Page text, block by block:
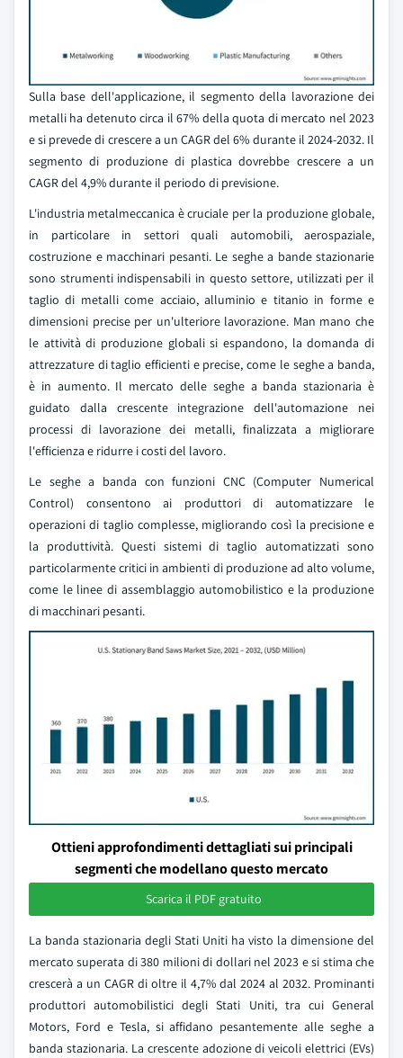
Sulla base dell'applicazione, il segmento della lavorazione dei
metalli ha detenuto circa il 67% della quota di mercato nel 2023
e si prevede di crescere a un CAGR del 6% durante il 2024-2032. Il
segmento di produzione di plastica dovrebbe crescere a un
CAGR del 4,9% durante il periodo di previsione.
L'industria metalmeccanica è cruciale per la produzione globale,
in particolare in settori quali automobili, aerospaziale,
costruzione e macchinari pesanti. Le seghe a bande stazionarie
sono strumenti indispensabili in questo settore, utilizzati per il
taglio di metalli come acciaio, alluminio e titanio in forme e
dimensioni precise per un'ulteriore lavorazione. Man mano che
le attività di produzione globali si espandono, la domanda di
attrezzature di taglio efficienti e precise, come le seghe a banda,
è in aumento. Il mercato delle seghe a banda stazionaria è
guidato dalla crescente integrazione dell'automazione nei
processi di lavorazione dei metalli, finalizzata a migliorare
l'efficienza e ridurre i costi del lavoro.
Le seghe a banda con funzioni CNC (Computer Numerical
Control) consentono ai produttori di automatizzare le
operazioni di taglio complesse, migliorando così la precisione e
la produttività. Questi sistemi di taglio automatizzati sono
particolarmente critici in ambienti di produzione ad alto volume,
come le linee di assemblaggio automobilistico e la produzione
di macchinari pesanti.
Ottieni approfondimenti dettagliati sui principali
segmenti che modellano questo mercato
Scarica il PDF gratuito
La banda stazionaria degli Stati Uniti ha visto la dimensione del
mercato superata di 380 milioni di dollari nel 2023 e si stima che
crescerà a un CAGR di oltre il 4,7% dal 2024 al 2032. Prominanti
produttori automobilistici degli Stati Uniti, tra cui General
Motors, Ford e Tesla, si affidano pesantemente alle seghe a
banda stazionaria. La crescente adozione di veicoli elettrici (EVs)